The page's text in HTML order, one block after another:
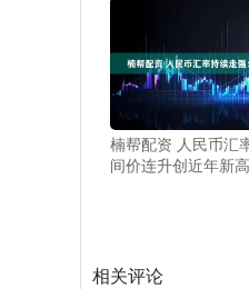
楠帮配资 人民币汇
间价连升创近年新高
相关评论